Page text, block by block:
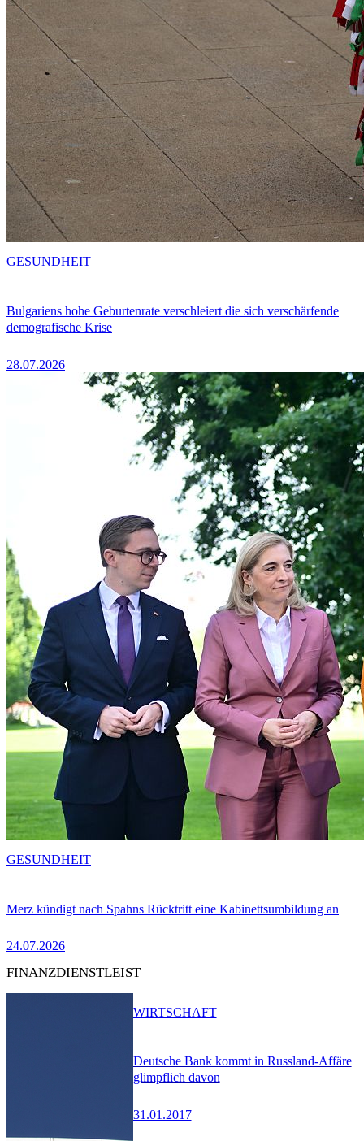
Bulgariens hohe Geburtenrate verschleiert die sich verschärfende
demografische Krise
28.07.2026
GESUNDHEIT
Merz kündigt nach Spahns Rücktritt eine Kabinettsumbildung an
24.07.2026
GESUNDHEIT
FINANZDIENSTLEIST
Deutsche Bank kommt in Russland-Affäre
glimpflich davon
31.01.2017
WIRTSCHAFT